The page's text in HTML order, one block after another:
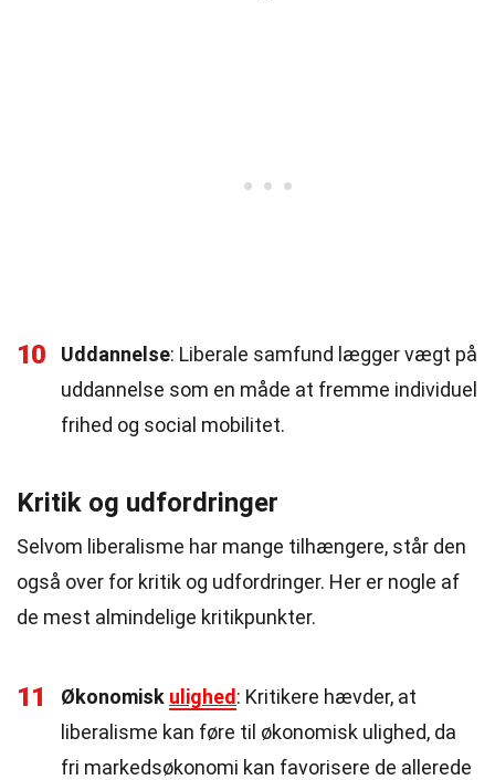
10 Uddannelse: Liberale samfund lægger vægt på
uddannelse som en måde at fremme individuel
frihed og social mobilitet.
Kritik og udfordringer
Selvom liberalisme har mange tilhængere, står den
også over for kritik og udfordringer. Her er nogle af
de mest almindelige kritikpunkter.
11 Økonomisk ulighed : Kritikere hævder, at
liberalisme kan føre til økonomisk ulighed, da
fri markedsøkonomi kan favorisere de allerede